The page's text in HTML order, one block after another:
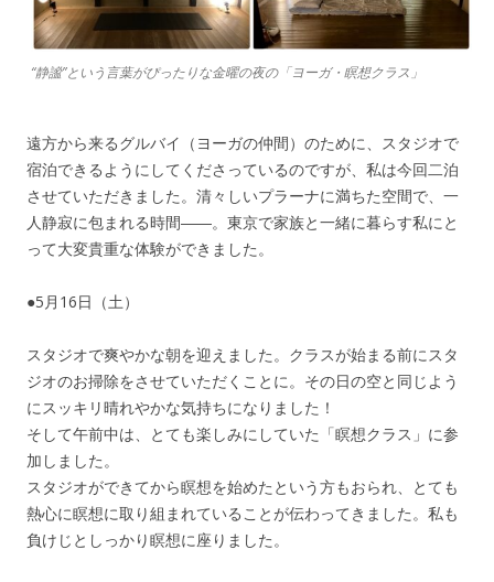
“静謐”という言葉がぴったりな金曜の夜の「ヨーガ・瞑想クラス」
遠方から来るグルバイ（ヨーガの仲間）のために、スタジオで
宿泊できるようにしてくださっているのですが、私は今回二泊
させていただきました。清々しいプラーナに満ちた空間で、一
人静寂に包まれる時間――。東京で家族と一緒に暮らす私にと
って大変貴重な体験ができました。
●5月16日（土）
スタジオで爽やかな朝を迎えました。クラスが始まる前にスタ
ジオのお掃除をさせていただくことに。その日の空と同じよう
にスッキリ晴れやかな気持ちになりました！
そして午前中は、とても楽しみにしていた「瞑想クラス」に参
加しました。
スタジオができてから瞑想を始めたという方もおられ、とても
熱心に瞑想に取り組まれていることが伝わってきました。私も
負けじとしっかり瞑想に座りました。